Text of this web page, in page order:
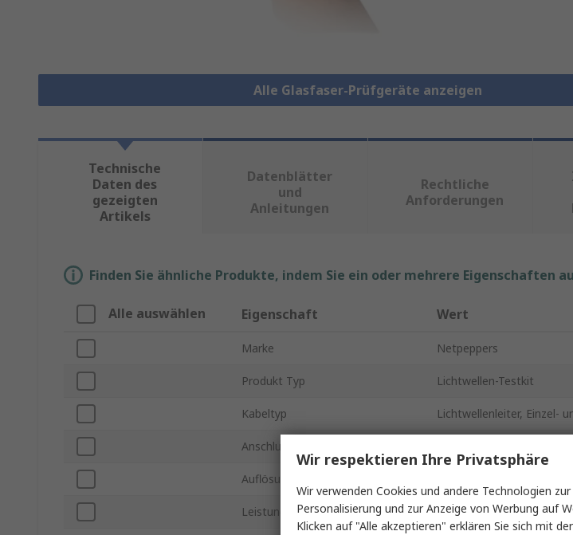
Alle Glasfaser-Prüfgeräte anzeigen
Technische
Daten des
gezeigten
Artikels
Datenblätter
und
Anleitungen
Rechtliche
Anforderungen
Finden Sie ähnliche Produkte, indem Sie ein oder mehrere Eigenschaften
Alle auswählen Eigenschaft Wert
Marke Netpeppers
Produkt Typ Lichtwellen-Testkit
Kabeltyp Lichtwellenleiter, Einzel-
Anschlusstyp
Auflösung
Leistungsmessung max. 6dBm
Wir respektieren Ihre Privatsphäre
Wir verwenden Cookies und andere Technologien
Personalisierung und zur Anzeige von Werbung auf
Klicken auf "Alle akzeptieren" erklären Sie sich mit